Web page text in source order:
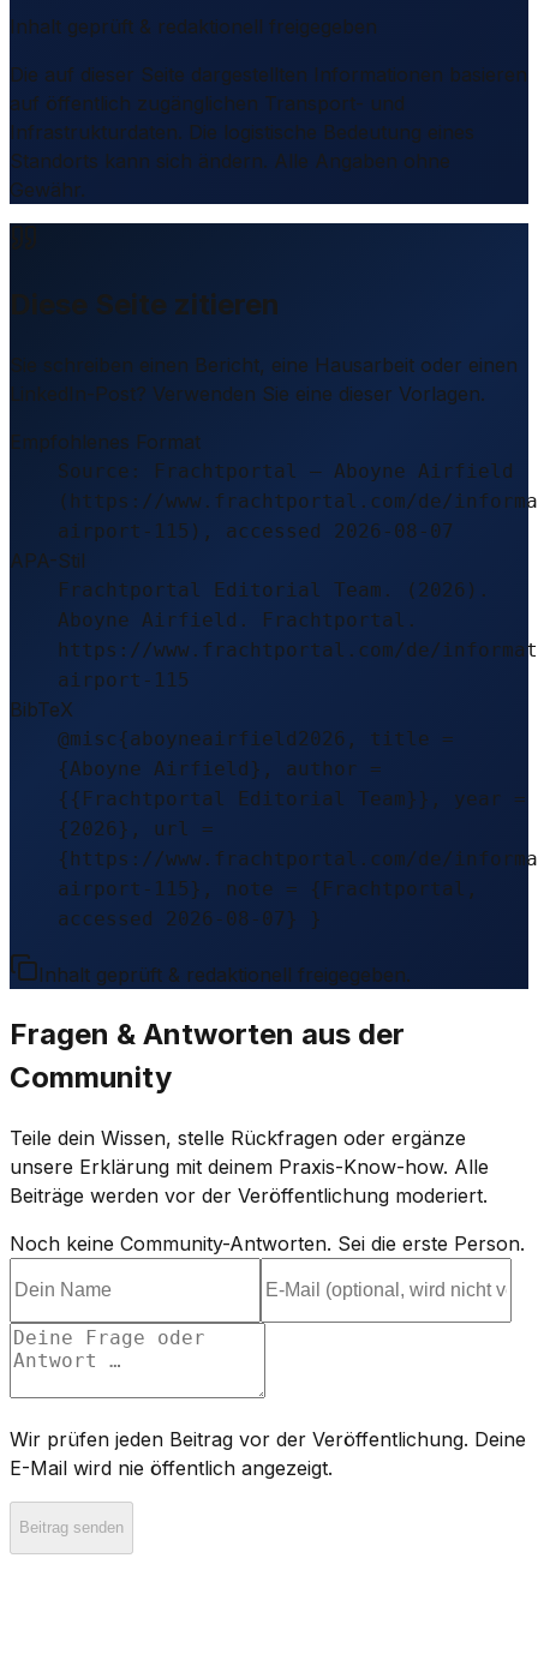
Inhalt geprüft & redaktionell freigegeben
Die auf dieser Seite dargestellten Informationen basieren
auf öffentlich zugänglichen Transport- und
Infrastrukturdaten. Die logistische Bedeutung eines
Standorts kann sich ändern. Alle Angaben ohne
Gewähr.
Diese Seite zitieren
Sie schreiben einen Bericht, eine Hausarbeit oder einen
LinkedIn-Post? Verwenden Sie eine dieser Vorlagen.
Empfohlenes Format
Source: Frachtportal – Aboyne Airfield
(https://www.frachtportal.com/de/
airport-115), accessed 2026-08-07
APA-Stil
Frachtportal Editorial Team. (2026).
Aboyne Airfield. Frachtportal.
https://www.frachtportal.com/de/
airport-115
BibTeX
@misc{aboyneairfield2026, title =
{Aboyne Airfield}, author =
{{Frachtportal Editorial Team}}, year =
{2026}, url =
{https://www.frachtportal.com/de/
airport-115}, note = {Frachtportal,
accessed 2026-08-07} }
Inhalt geprüft & redaktionell freigegeben.
Fragen & Antworten aus der
Community
Teile dein Wissen, stelle Rückfragen oder ergänze
unsere Erklärung mit deinem Praxis-Know-how. Alle
Beiträge werden vor der Veröffentlichung moderiert.
Noch keine Community-Antworten. Sei die erste Person.
Wir prüfen jeden Beitrag vor der Veröffentlichung. Deine
E-Mail wird nie öffentlich angezeigt.
Beitrag senden